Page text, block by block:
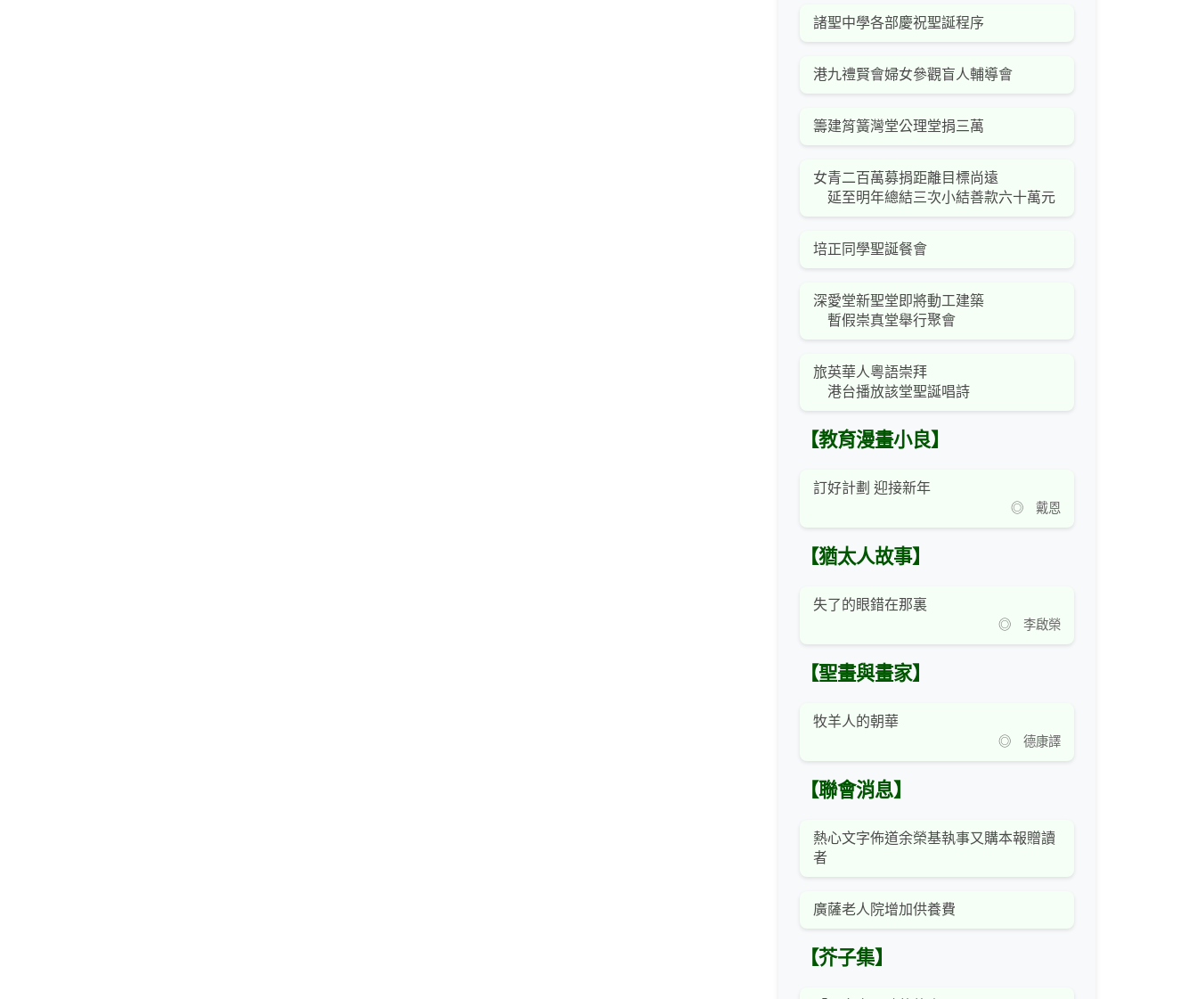
諸聖中學各部慶祝聖誕程序
港九禮賢會婦女參觀盲人輔導會
籌建筲簧灣堂公理堂捐三萬
女青二百萬募捐距離目標尚遠
延至明年總結三次小結善款六十萬元
培正同學聖誕餐會
深愛堂新聖堂即將動工建築
暫假崇真堂舉行聚會
旅英華人粵語崇拜
港台播放該堂聖誕唱詩
【教育漫畫小良】
訂好計劃 迎接新年
◎ 戴恩
【猶太人故事】
失了的眼錯在那裏
◎ 李啟榮
【聖畫與畫家】
牧羊人的朝華
◎ 德康譯
【聯會消息】
熱心文字佈道余榮基執事又購本報贈讀
者
廣薩老人院增加供養費
【芥子集】